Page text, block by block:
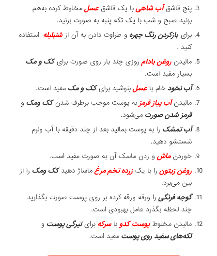
پنج قاشقآب شاهیبا یک قاشقعسلمخلوط کرده به‌هم
بزنید صبح و شب با یک تکه پنبه به صورت بزنید.
برایبازکردن رنگ چهره و طراوت دادن به آن ازشنبلیلهاستفاده
کنید .
مالیدنروغن بادام روزی چند بار روی صورت برایکک و مک
بسیار مفید است.
آب نخودخام باعسلبنوشید برایکک و مکمفید است.
مالیدنآب پیاز قرمزبه پوست موجب برطرف شدنکک ومک و
قرمز شدن صورتمی‌شود.
آب تمشک را به پوست بمالید بعد از چند دقیقه با آب ولرم
شستشو دهید.
خوردنماش و زدن ماسک آن به صورت مفید است.
روغن زیتون را با یکزرده تخم مرغماساژ دهیدکک ومک را از
بین می‌برد.
گوجه فرنگی را ورقه ورقه کرده بر روی پوست صورت بگذارید
چند لحظه بگذرد عامل بهبودی است.
مالیدن مخلوطپوست کدوباسرکهبرایتیرگی پوست و
لکه‌های سفید روی پوستمفید است.